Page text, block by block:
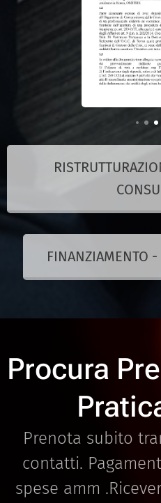
FINANZIAMENTO -
Procura
Prenota subito
contatti.
spese amm